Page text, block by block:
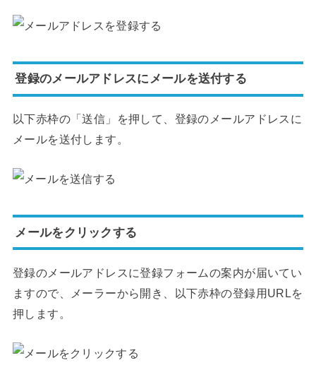
登録のメールアドレスにメールを送付する
以下赤枠の「送信」を押して、登録のメールアドレスに
メールを送付します。
メールをクリックする
登録のメールアドレスに登録フォームの案内が届いてい
ますので、メーラーから開き、以下赤枠の登録用URLを
押します。